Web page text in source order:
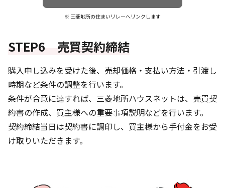
※ 三菱地所の住まいリレーへリンクします
STEP6 売買契約締結
購入申し込みを受けた後、売却価格・支払い方法・引渡し
時期など条件の調整を行います。
条件が合意に達すれば、三菱地所ハウスネットは、売買契
約書の作成、買主様への重要事項説明などを行います。
契約締結当日は契約書に調印し、買主様から手付金をお受
け取りいただきます。